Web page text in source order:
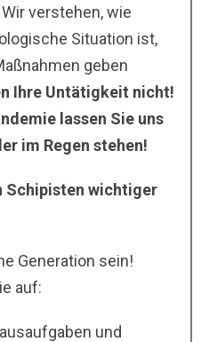
verstehen, wie
Situation ist,
geben
Ihre Untätigkeit nicht!
lassen Sie uns
im Regen stehen!
Schipisten wichtiger
Generation sein!
auf:
und